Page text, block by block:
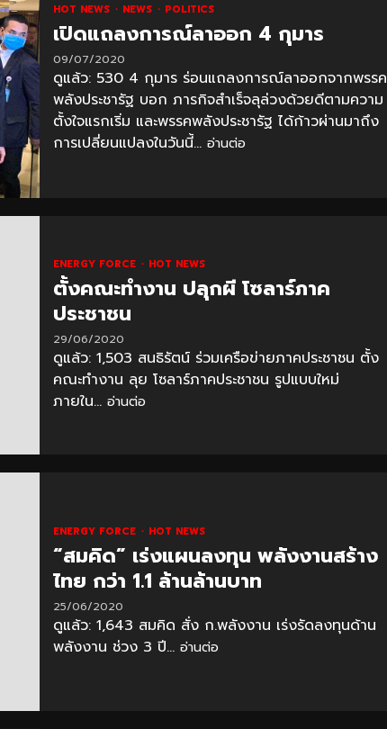
HOT NEWS NEWS POLITICS
เปิดแถลงการณ์ลาออก 4 กุมาร
09/07/2020
ดูแล้ว: 530 4 กุมาร ร่อนแถลงการณ์ลาออกจากพรรค
พลังประชารัฐ บอก ภารกิจสำเร็จลุล่วงด้วยดีตามความ
ตั้งใจแรกเริ่ม และพรรคพลังประชารัฐ ได้ก้าวผ่านมาถึง
การเปลี่ยนแปลงในวันนี้... อ่านต่อ
ENERGY FORCE HOT NEWS
ตั้งคณะทำงาน ปลุกผี โซลาร์ภาค
ประชาชน
29/06/2020
ดูแล้ว: 1,503 สนธิรัตน์ ร่วมเครือข่ายภาคประชาชน ตั้ง
คณะทำงาน ลุย โซลาร์ภาคประชาชน รูปแบบใหม่
ภายใน... อ่านต่อ
ENERGY FORCE HOT NEWS
“สมคิด” เร่งแผนลงทุน พลังงานสร้าง
ไทย กว่า 1.1 ล้านล้านบาท
25/06/2020
ดูแล้ว: 1,643 สมคิด สั่ง ก.พลังงาน เร่งรัดลงทุนด้าน
พลังงาน ช่วง 3 ปี... อ่านต่อ